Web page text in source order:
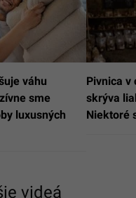
váhu
sme
luxusných
Pivnica v
skrýva
Niektoré
videá